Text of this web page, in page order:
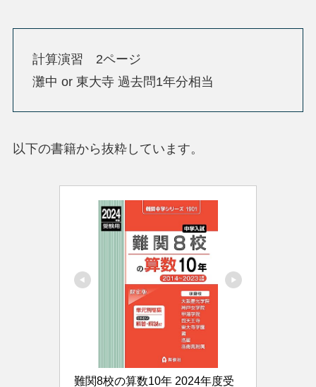
計算演習 2ページ
灘中 or 東大寺 過去問1年分相当
以下の書籍から抜粋しています。
難関8校の算数10年 2024年度受